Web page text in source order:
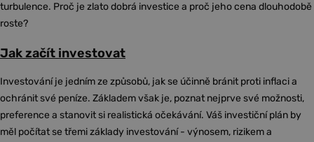
turbulence. Proč je zlato dobrá investice a proč jeho cena dlouhodobě
roste?
Jak začít investovat
Investování je jedním ze způsobů, jak se účinně bránit proti inflaci a
ochránit své peníze. Základem však je, poznat nejprve své možnosti,
preference a stanovit si realistická očekávání. Váš investiční plán by
měl počítat se třemi základy investování - výnosem, rizikem a